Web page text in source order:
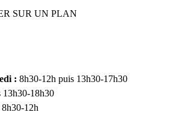
SUR UN PLAN
: 8h30-12h puis 13h30-17h30
13h30-18h30
8h30-12h